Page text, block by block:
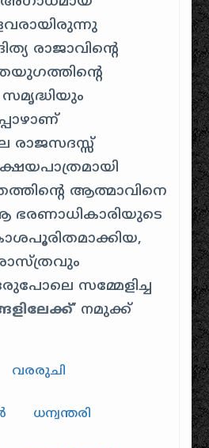
രാജാവിന്റെ
രാജസദസ്സ്
ആത്മാവിനെ
ഭരണാധികാരിയുടെ
സമ്മേളിച്ച
നമുക്ക്
വരരുചി
ധന്വന്തരി